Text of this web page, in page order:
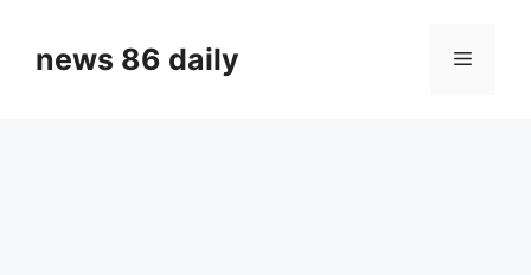
contentnews 86 daily Menu